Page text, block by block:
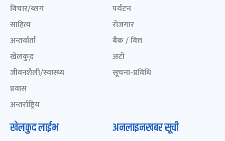
विचार/ब्लग
साहित्य
अन्तर्वार्ता
खेलकुद़़
जीवनशैली/स्वास्थ्य
प्रवास
अन्तर्राष्ट्रिय
पर्यटन
रोजगार
बैंक / वित्त
अटो
सूचना-प्रविधि
खेलकुद लाईभ अनलाइनखबर सूची